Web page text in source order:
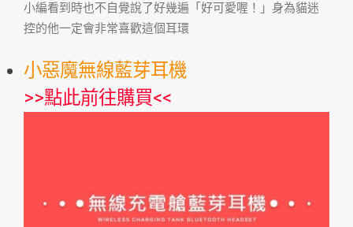
‪小編看到時也不自覺說了好幾遍「好可愛喔！」身為貓迷
控的他一定會非常喜歡這個耳環
小惡魔無線藍芽耳機
>>點此前往購買<<